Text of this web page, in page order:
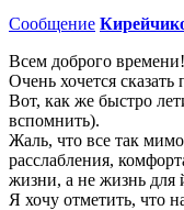
Сообщение
Всем доброго времени!
Очень хочется
Вот, как же быстро
вспомнить).
Жаль, что все так
расслабления,
жизни, а не жизнь для
Я хочу отметить, что